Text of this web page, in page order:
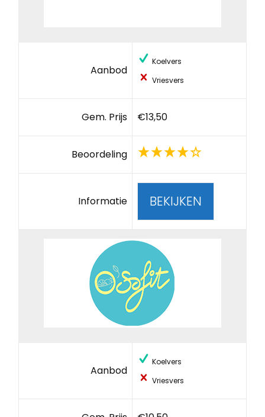
Aanbod
Koelvers
Vriesvers
Gem. Prijs €13,50
Beoordeling
Informatie BEKIJKEN
Aanbod
Koelvers
Vriesvers